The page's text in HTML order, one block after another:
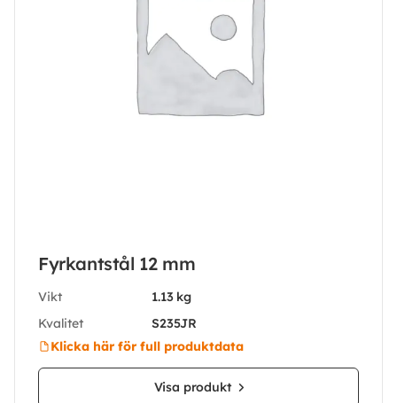
Fyrkantstål 12 mm
Vikt
1.13 kg
Kvalitet
S235JR
Klicka här för full produktdata
Visa produkt